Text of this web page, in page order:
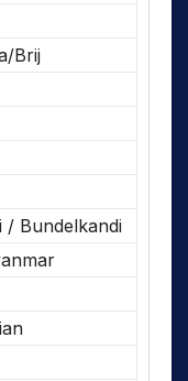
Brij
/ Bundelkandi